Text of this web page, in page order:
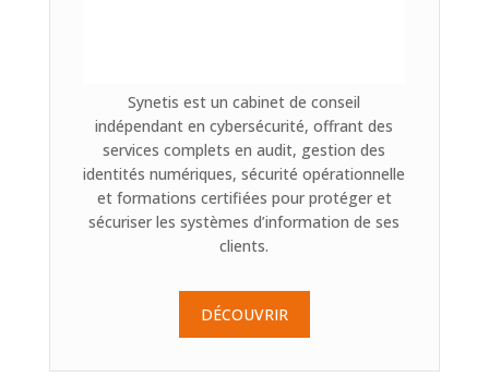
Synetis est un cabinet de conseil
indépendant en cybersécurité, offrant des
services complets en audit, gestion des
identités numériques, sécurité opérationnelle
et formations certifiées pour protéger et
sécuriser les systèmes d’information de ses
clients.
DÉCOUVRIR